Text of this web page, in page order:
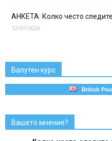
АНКЕТА: Колко често
12/07/2026
Валутен курс
British
Вашето мнение?